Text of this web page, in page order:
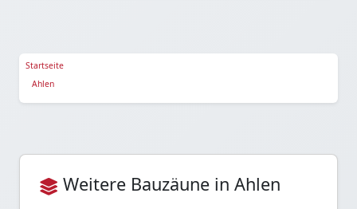
Startseite
Ahlen
Weitere Bauzäune in Ahlen